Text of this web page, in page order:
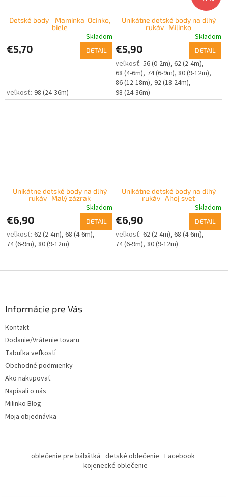
Detské body - Maminka-Ocinko,
biele
Skladom
€5,70 DETAIL
98 (24-36m)
Unikátne detské body na dlhý
rukáv- Milinko
Skladom
€5,90 DETAIL
56 (0-2m) 62 (2-4m)
68 (4-6m) 74 (6-9m) 80 (9-12m)
86 (12-18m) 92 (18-24m)
98 (24-36m)
Unikátne detské body na dlhý
rukáv- Malý zázrak
Skladom
€6,90 DETAIL
62 (2-4m) 68 (4-6m)
74 (6-9m) 80 (9-12m)
Unikátne detské body na dlhý
rukáv- Ahoj svet
Skladom
€6,90 DETAIL
62 (2-4m) 68 (4-6m)
74 (6-9m) 80 (9-12m)
Informácie pre Vás
Kontakt
Dodanie/Vrátenie tovaru
Tabuľka veľkostí
Obchodné podmienky
Ako nakupovať
Napísali o nás
Milinko Blog
Moja objednávka
oblečenie pre bábätká detské oblečenie Facebook
kojenecké oblečenie